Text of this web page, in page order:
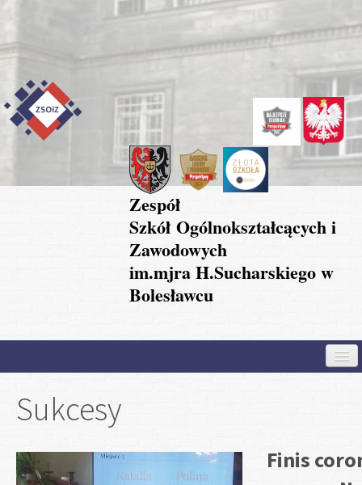
Zespół
Szkół Ogólnokształcących i
Zawodowych
im.mjra H.Sucharskiego w
Bolesławcu
Sukcesy
Finis